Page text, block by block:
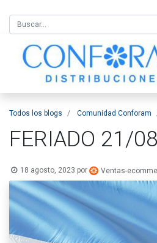
Todos los blogs Comunidad Conforam
FERIADO 21/
18 agosto, 2023 por Ventas-